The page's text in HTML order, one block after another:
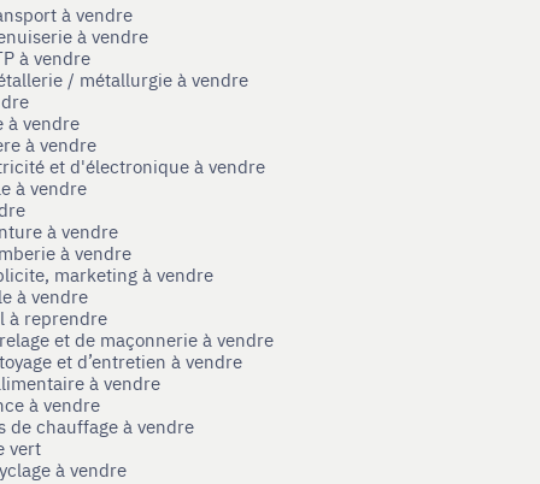
à vendre
à vendre
à vendre
/ métallurgie à vendre
à vendre
à vendre
et d'électronique à vendre
à vendre
à vendre
à vendre
marketing à vendre
à vendre
à reprendre
et de maçonnerie à vendre
et d’entretien à vendre
à vendre
à vendre
de chauffage à vendre
vert
à vendre